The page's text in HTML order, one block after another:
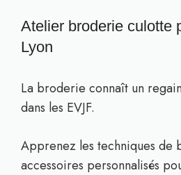
Atelier broderie culotte
Lyon
La broderie connaît un
dans les EVJF.
Apprenez les techniques de
accessoires personnalisés